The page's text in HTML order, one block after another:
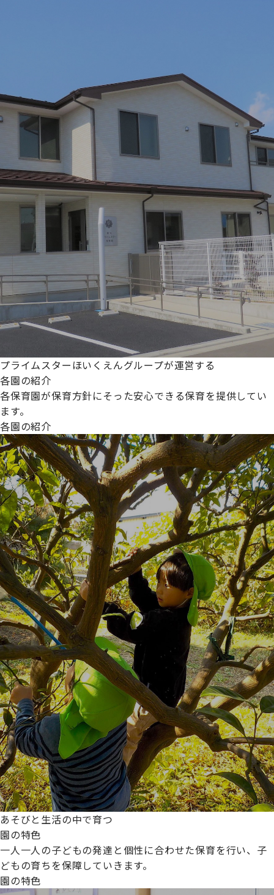
プライムスターほいくえんグループが運営する
各園の紹介
各保育園が保育方針にそった安心できる保育を提供してい
ます。
各園の紹介
あそびと生活の中で育つ
園の特色
一人一人の子どもの発達と個性に合わせた保育を行い、子
どもの育ちを保障していきます。
園の特色